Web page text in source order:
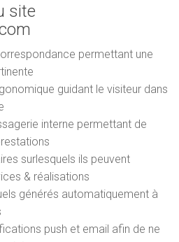
site
permettant une
guidant le visiteur dans
interne permettant de
surlesquels ils peuvent
& réalisations
générés automatiquement à
push et email afin de ne